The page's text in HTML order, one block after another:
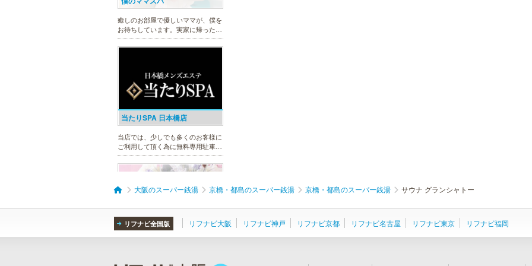
癒しのお部屋で優しいママが、僕を
お待ちしています。実家に帰ったよ
うにくつろいで、暖かな母の愛に包
まれて下さい。心身ともの安らぎと
当たりSPA 日本橋店
当店では、少しでも多くのお客様に
ご利用して頂く為に無料専用駐車場
を完備しております。★完全個室★
お客様に『当たり』と思ってもらえ
る様ルックス、施術レベルを極めた
セラピストがマッサージをご提供致
します。
DAZZLE（ダズル）
エス業界の中でも最高クラスのクオ
大阪のスーパー銭湯 京橋・都島のスーパー銭湯 京橋・都島のスーパー銭湯 サウナ グランシャトー
リフナビ全国版 リフナビ大阪 リフナビ神戸 リフナビ京都 リフナビ名古屋 リフナビ東京 リフナビ福岡